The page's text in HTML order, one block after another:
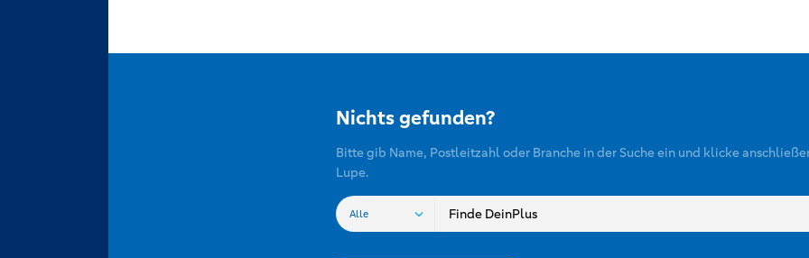
Nichts gefunden?
Bitte gib Name, Postleitzahl oder Branche in der Suche ein und klicke
Lupe.